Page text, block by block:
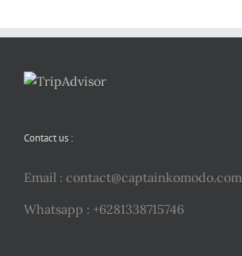
Contact us :
Email : contact@captainkomodo.com
Whatsapp : +6281338715746